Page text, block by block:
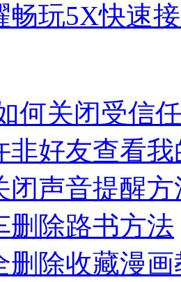
畅玩5X快速
何关闭受信
非好友查看
闭声音提醒方
删除路书方法
删除收藏漫画